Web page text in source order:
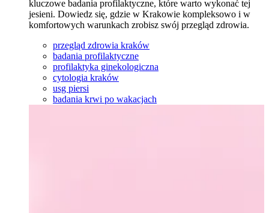
kluczowe badania profilaktyczne, które warto wykonać tej
jesieni. Dowiedz się, gdzie w Krakowie kompleksowo i w
komfortowych warunkach zrobisz swój przegląd zdrowia.
przegląd zdrowia kraków
badania profilaktyczne
profilaktyka ginekologiczna
cytologia kraków
usg piersi
badania krwi po wakacjach